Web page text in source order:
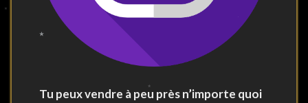
Tu peux vendre à peu près n’importe quoi